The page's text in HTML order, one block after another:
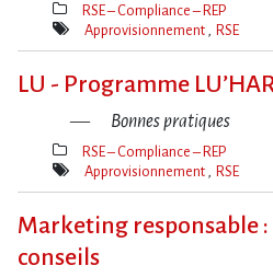
Thèmes(s)
RSE – Compliance – REP
Mot(s)-
Approvisionnement RSE
LU - Programme
Bonnes pratiques
Thèmes(s)
RSE – Compliance – REP
Mot(s)-
Approvisionnement RSE
Marketing responsable
conseils